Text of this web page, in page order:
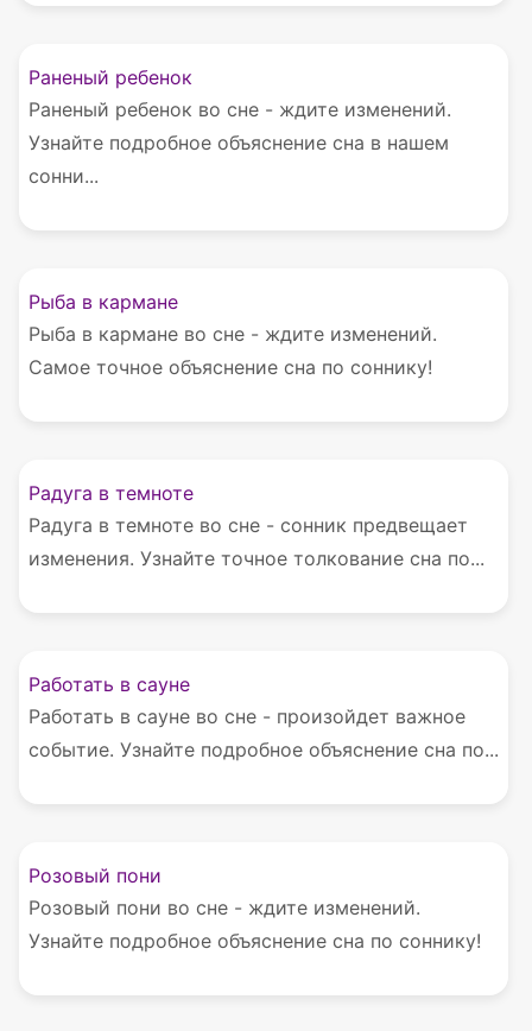
Раненый ребенок
Раненый ребенок во сне - ждите изменений.
Узнайте подробное объяснение сна в нашем
сонни...
Рыба в кармане
Рыба в кармане во сне - ждите изменений.
Самое точное объяснение сна по соннику!
Радуга в темноте
Радуга в темноте во сне - сонник предвещает
изменения. Узнайте точное толкование сна по...
Работать в сауне
Работать в сауне во сне - произойдет важное
событие. Узнайте подробное объяснение сна по...
Розовый пони
Розовый пони во сне - ждите изменений.
Узнайте подробное объяснение сна по соннику!